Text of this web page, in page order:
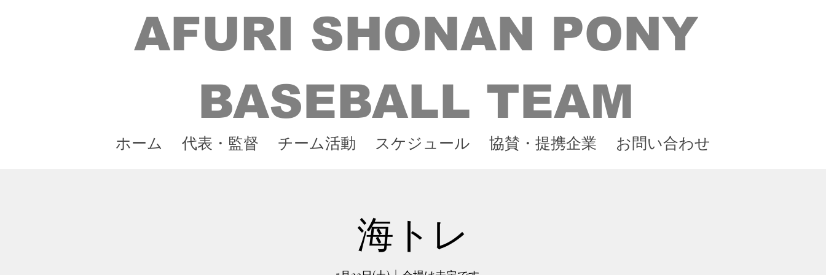
AFURI SHONAN PONY
BASEBALL TEAM
ホーム 代表・監督 チーム活動 スケジュール 協賛・提携企業 お問い合わせ
海トレ